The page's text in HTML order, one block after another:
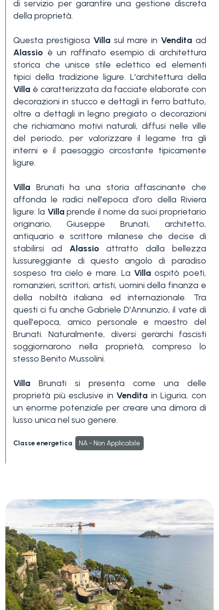
di servizio per garantire una gestione discreta
della proprietà.
Questa prestigiosa Villasul mare in Vendita ad
Alassio è un raffinato esempio di architettura
storica che unisce stile eclettico ed elementi
tipici della tradizione ligure. L'architettura della
Villa è caratterizzata da facciate elaborate con
decorazioni in stucco e dettagli in ferro battuto,
oltre a dettagli in legno pregiato o decorazioni
che richiamano motivi naturali, diffusi nelle ville
del periodo, per valorizzare il legame tra gli
interni e il paesaggio circostante tipicamente
ligure.
Villa Brunati ha una storia affascinante che
affonda le radici nell'epoca d'oro della Riviera
ligure: la Villaprende il nome da suoi proprietario
originario, Giuseppe Brunati, architetto,
antiquario e scrittore milanese che decise di
stabilirsi ad Alassio attratto dalla bellezza
lussureggiante di questo angolo di paradiso
sospeso tra cielo e mare. La Villa ospitò poeti,
romanzieri, scrittori, artisti, uomini della finanza e
della nobiltà italiana ed internazionale. Tra
questi ci fu anche Gabriele D'Annunzio, il vate di
quell'epoca, amico personale e maestro del
Brunati. Naturalmente, diversi gerarchi fascisti
soggiornarono nella proprietà, compreso lo
stesso Benito Mussolini.
Villa Brunati si presenta come una delle
proprietà più esclusive in Vendita in Liguria, con
un enorme potenziale per creare una dimora di
lusso unica nel suo genere.
Classe energetica: NA - Non Applicabile